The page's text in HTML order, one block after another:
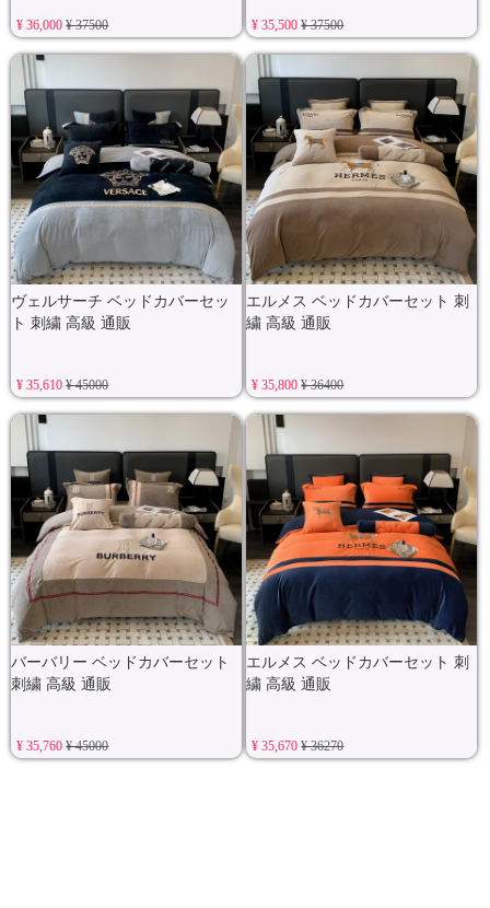
¥ 36,000¥ 37500 ¥ 35,500¥ 37500
ヴェルサーチ ベッドカバーセッ
ト 刺繍 高級 通販
¥ 35,610¥ 45000
エルメス ベッドカバーセット 刺
繍 高級 通販
¥ 35,800¥ 36400
バーバリー ベッドカバーセット
刺繍 高級 通販
¥ 35,760¥ 45000
エルメス ベッドカバーセット 刺
繍 高級 通販
¥ 35,670¥ 36270